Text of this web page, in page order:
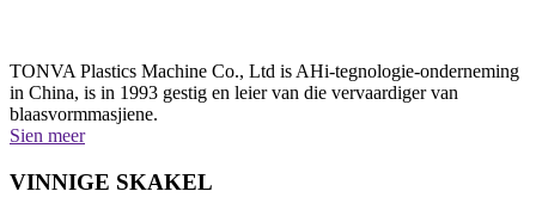
TONVA Plastics Machine Co., Ltd is AHi-tegnologie-onderneming
in China, is in 1993 gestig en leier van die vervaardiger van
blaasvormmasjiene.
Sien meer
VINNIGE SKAKEL